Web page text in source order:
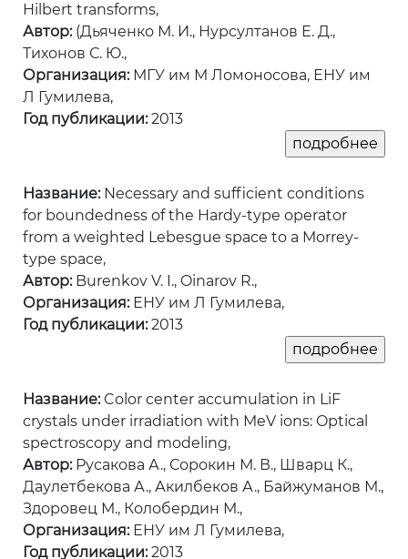
Hilbert transforms,
Автор:(Дьяченко М. И., Нурсултанов Е. Д.,
Тихонов С. Ю.,
Организация:МГУ им М Ломоносова, ЕНУ им
Л Гумилева,
Год публикации:2013
Название:Necessary and sufficient conditions
for boundedness of the Hardy-type operator
from a weighted Lebesgue space to a Morrey-
type space,
Автор:Burenkov V. I., Oinarov R.,
Организация:ЕНУ им Л Гумилева,
Год публикации:2013
Название:Color center accumulation in LiF
crystals under irradiation with MeV ions: Optical
spectroscopy and modeling,
Автор:Русакова А., Сорокин М. В., Шварц К.,
Даулетбекова А., Акилбеков А., Байжуманов М.,
Здоровец М., Колобердин М.,
Организация:ЕНУ им Л Гумилева,
Год публикации:2013